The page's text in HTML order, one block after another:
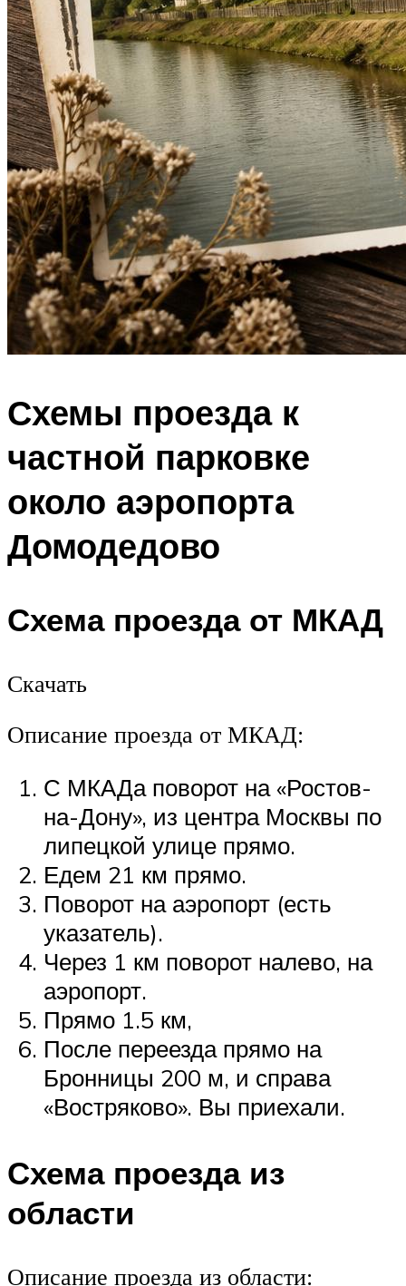
Схемы проезда к
частной парковке
около аэропорта
Домодедово
Схема проезда от МКАД
Скачать
Описание проезда от МКАД:
С МКАДа поворот на «Ростов-
на-Дону», из центра Москвы по
липецкой улице прямо.
Едем 21 км прямо.
Поворот на аэропорт (есть
указатель).
Через 1 км поворот налево, на
аэропорт.
Прямо 1.5 км,
После переезда прямо на
Бронницы 200 м, и справа
«Востряково». Вы приехали.
Схема проезда из
области
Описание проезда из области: